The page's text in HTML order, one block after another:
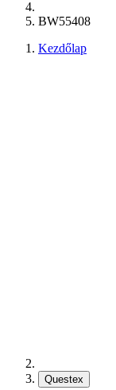
BW55408
Kezdőlap
Questex